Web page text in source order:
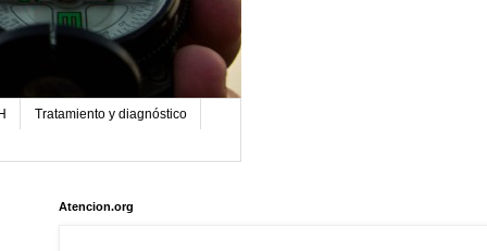
Tratamiento y diagnóstico
Atencion.org